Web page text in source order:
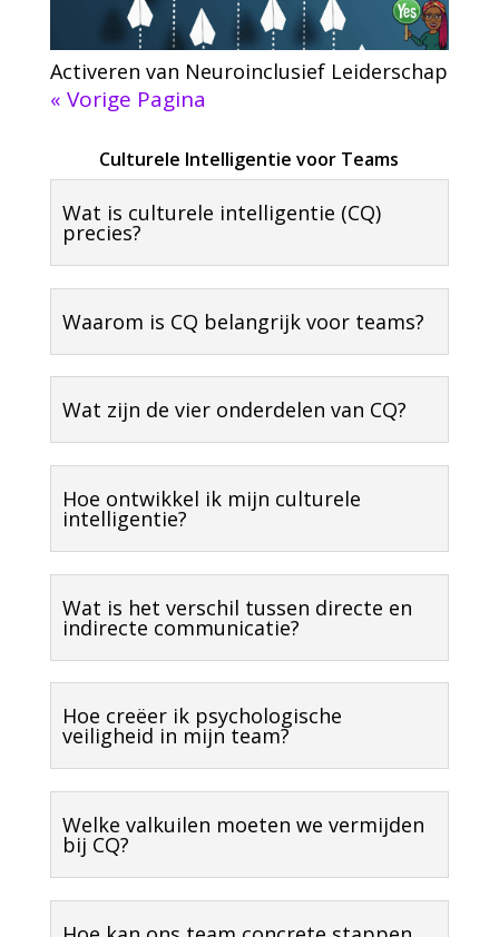
Activeren van Neuroinclusief Leiderschap
« Vorige Pagina
Culturele Intelligentie voor Teams
Wat is culturele intelligentie (CQ)
precies?
Waarom is CQ belangrijk voor teams?
Wat zijn de vier onderdelen van CQ?
Hoe ontwikkel ik mijn culturele
intelligentie?
Wat is het verschil tussen directe en
indirecte communicatie?
Hoe creëer ik psychologische
veiligheid in mijn team?
Welke valkuilen moeten we vermijden
bij CQ?